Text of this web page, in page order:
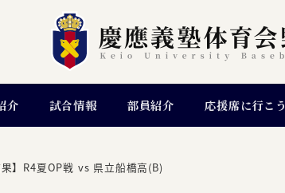
介 試合情報 部員紹介 応援席に行こう
果】R4夏OP戦 vs 県立船橋高(B)